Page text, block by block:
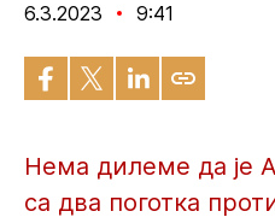
6.3.2023 9:41
Нема дилеме да је
са два поготка